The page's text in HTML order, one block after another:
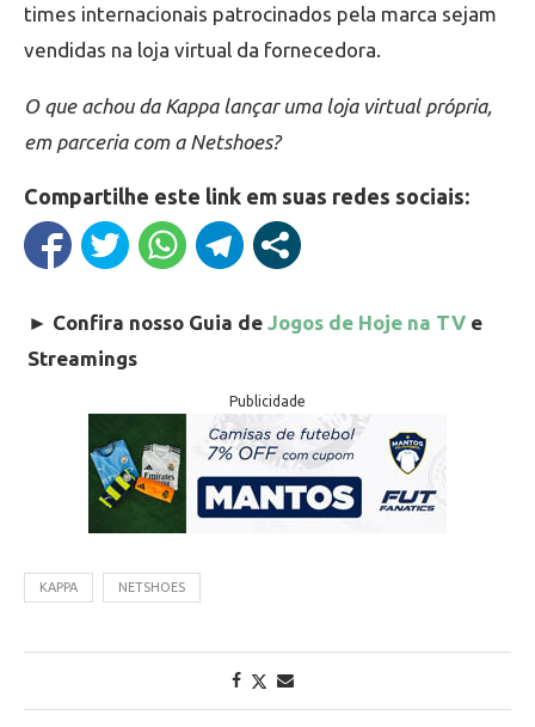
times internacionais patrocinados pela marca sejam
vendidas na loja virtual da fornecedora.
O que achou da Kappa lançar uma loja virtual própria,
em parceria com a Netshoes?
Compartilhe este link em suas redes sociais:
► Confira nosso Guia de Jogos de Hoje na TV e
Streamings
Publicidade
KAPPA NETSHOES